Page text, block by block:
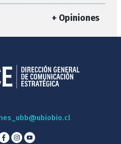
+ Opiniones